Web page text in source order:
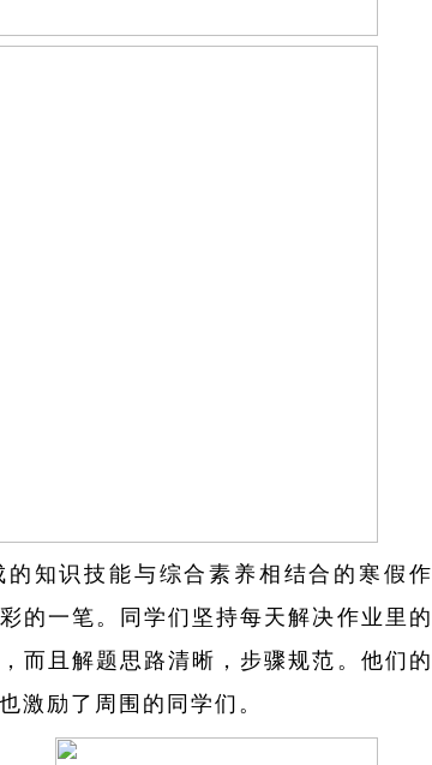
知识技能与综合素养相结合的寒假作
的一笔。同学们坚持每天解决作业里的
而且解题思路清晰，步骤规范。他们的
激励了周围的同学们。